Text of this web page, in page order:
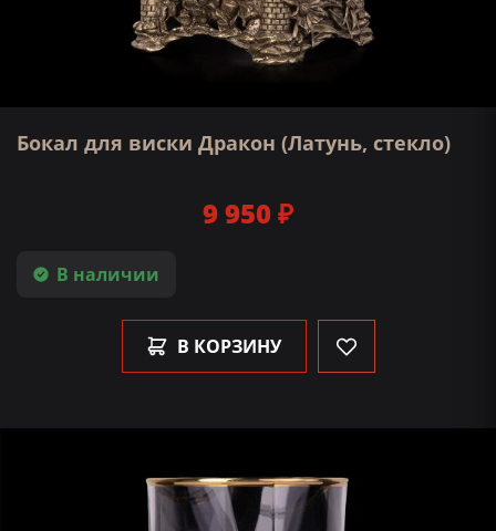
Бокал для виски Дракон (Латунь, стекло)
В наличии
9 950 ₽
В КОРЗИНУ